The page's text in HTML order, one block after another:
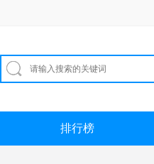
排行榜